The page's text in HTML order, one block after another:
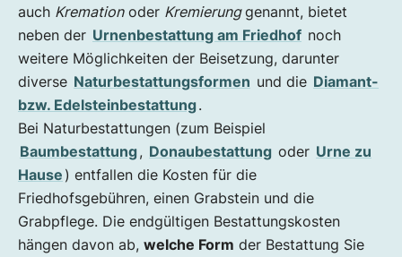
auch Kremationoder Kremierunggenannt, bietet
neben der Urnenbestattung am Friedhof noch
weitere Möglichkeiten der Beisetzung, darunter
diverse Naturbestattungsformen und die Diamant-
bzw. Edelsteinbestattung.
Bei Naturbestattungen (zum Beispiel
Baumbestattung, Donaubestattung oder Urne zu
Hause ) entfallen die Kosten für die
Friedhofsgebühren, einen Grabstein und die
Grabpflege. Die endgültigen Bestattungskosten
hängen davon ab, welche Form der Bestattung Sie